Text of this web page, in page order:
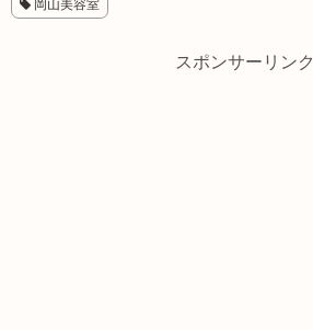
岡山美容室
スポンサーリンク